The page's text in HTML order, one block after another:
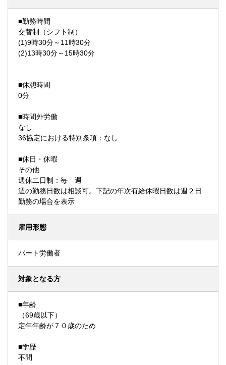
■勤務時間
交替制（シフト制）
(1)9時30分～11時30分
(2)13時30分～15時30分
■休憩時間
0分
■時間外労働
なし
36協定における特別条項：なし
■休日・休暇
その他
週休二日制：毎 週
週の勤務日数は相談可。下記の年次有給休暇日数は週２日
勤務の場合を表示
雇用形態
パート労働者
対象となる方
■年齢
（69歳以下）
定年年齢が７０歳のため
■学歴
不問